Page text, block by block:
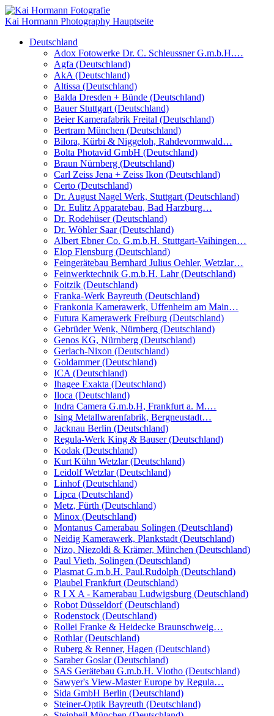
Kai Hormann Photography Hauptseite
Deutschland
Adox Fotowerke Dr. C. Schleussner G.m.b.H.…
Agfa (Deutschland)
AkA (Deutschland)
Altissa (Deutschland)
Balda Dresden + Bünde (Deutschland)
Bauer Stuttgart (Deutschland)
Beier Kamerafabrik Freital (Deutschland)
Bertram München (Deutschland)
Bilora, Kürbi & Niggeloh, Rahdevormwald…
Bolta Photavid GmbH (Deutschland)
Braun Nürnberg (Deutschland)
Carl Zeiss Jena + Zeiss Ikon (Deutschland)
Certo (Deutschland)
Dr. August Nagel Werk, Stuttgart (Deutschland)
Dr. Eulitz Apparatebau, Bad Harzburg…
Dr. Rodehüser (Deutschland)
Dr. Wöhler Saar (Deutschland)
Albert Ebner Co. G.m.b.H. Stuttgart-Vaihingen…
Elop Flensburg (Deutschland)
Feingerätebau Bernhard Julius Oehler, Wetzlar…
Feinwerktechnik G.m.b.H. Lahr (Deutschland)
Foitzik (Deutschland)
Franka-Werk Bayreuth (Deutschland)
Frankonia Kamerawerk, Uffenheim am Main…
Futura Kamerawerk Freiburg (Deutschland)
Gebrüder Wenk, Nürnberg (Deutschland)
Genos KG, Nürnberg (Deutschland)
Gerlach-Nixon (Deutschland)
Goldammer (Deutschland)
ICA (Deutschland)
Ihagee Exakta (Deutschland)
Iloca (Deutschland)
Indra Camera G.m.b.H, Frankfurt a. M.…
Ising Metallwarenfabrik, Bergneustadt…
Jacknau Berlin (Deutschland)
Regula-Werk King & Bauser (Deutschland)
Kodak (Deutschland)
Kurt Kühn Wetzlar (Deutschland)
Leidolf Wetzlar (Deutschland)
Linhof (Deutschland)
Lipca (Deutschland)
Metz, Fürth (Deutschland)
Minox (Deutschland)
Montanus Camerabau Solingen (Deutschland)
Neidig Kamerawerk, Plankstadt (Deutschland)
Nizo, Niezoldi & Krämer, München (Deutschland)
Paul Vieth, Solingen (Deutschland)
Plasmat G.m.b.H. Paul.Rudolph (Deutschland)
Plaubel Frankfurt (Deutschland)
R I X A - Kamerabau Ludwigsburg (Deutschland)
Robot Düsseldorf (Deutschland)
Rodenstock (Deutschland)
Rollei Franke & Heidecke Braunschweig…
Rothlar (Deutschland)
Ruberg & Renner, Hagen (Deutschland)
Saraber Goslar (Deutschland)
SAS Gerätebau G.m.b.H. Vlotho (Deutschland)
Sawyer's View-Master Europe by Regula…
Sida GmbH Berlin (Deutschland)
Steiner-Optik Bayreuth (Deutschland)